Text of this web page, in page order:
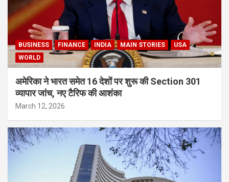
BUSINESS FINANCE INDIA MAIN STORIES
USA
WORLD
अमेरिका ने भारत समेत 16 देशों पर शुरू की Section 301
व्यापार जांच, नए टैरिफ की आशंका
March 12, 2026